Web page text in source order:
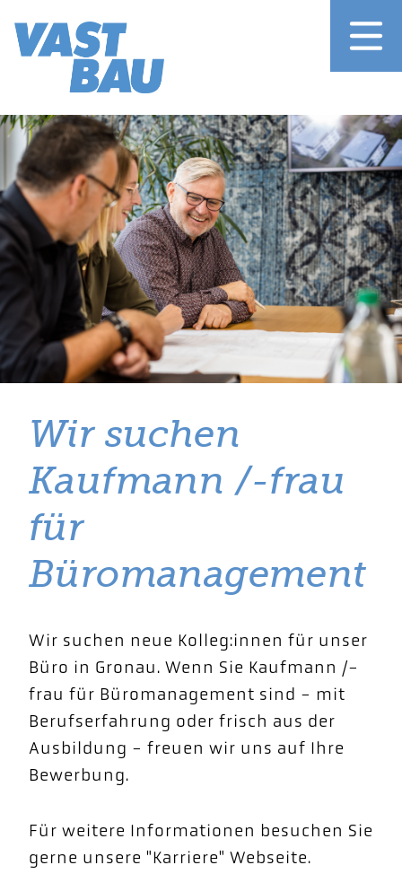
Wir suchen
Kaufmann /-frau
für
Büromanagement
Wir suchen neue Kolleg:innen für unser
Büro in Gronau. Wenn Sie Kaufmann /-
frau für Büromanagement sind - mit
Berufserfahrung oder frisch aus der
Ausbildung - freuen wir uns auf Ihre
Bewerbung.
Für weitere Informationen besuchen Sie
gerne unsere "Karriere" Webseite.